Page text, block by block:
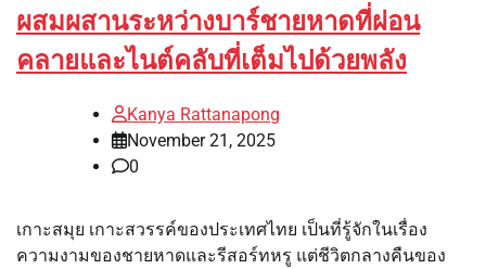
ผสมผสานระหว่างบาร์ชายหาดที่ผ่อน
คลายและไนต์คลับที่เต็มไปด้วยพลัง
Kanya Rattanapong
November 21, 2025
0
เกาะสมุย เกาะสวรรค์ของประเทศไทย เป็นที่รู้จักในเรื่อง
ความงามของชายหาดและรีสอร์ทหรู แต่ชีวิตกลางคืนของ